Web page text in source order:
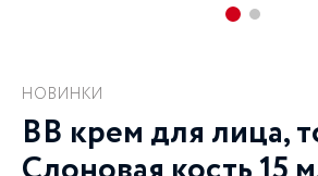
НОВИНКИ
BB крем для лица,